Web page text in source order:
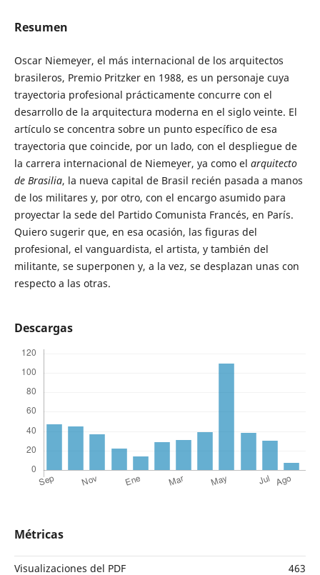
Resumen
Oscar Niemeyer, el más internacional de los arquitectos
brasileros, Premio Pritzker en 1988, es un personaje cuya
trayectoria profesional prácticamente concurre con el
desarrollo de la arquitectura moderna en el siglo veinte. El
artículo se concentra sobre un punto específico de esa
trayectoria que coincide, por un lado, con el despliegue de
la carrera internacional de Niemeyer, ya como el arquitecto
de Brasilia, la nueva capital de Brasil recién pasada a manos
de los militares y, por otro, con el encargo asumido para
proyectar la sede del Partido Comunista Francés, en París.
Quiero sugerir que, en esa ocasión, las figuras del
profesional, el vanguardista, el artista, y también del
militante, se superponen y, a la vez, se desplazan unas con
respecto a las otras.
Descargas
Métricas
Visualizaciones del PDF 463